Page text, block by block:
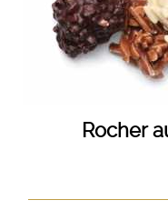
Rocher